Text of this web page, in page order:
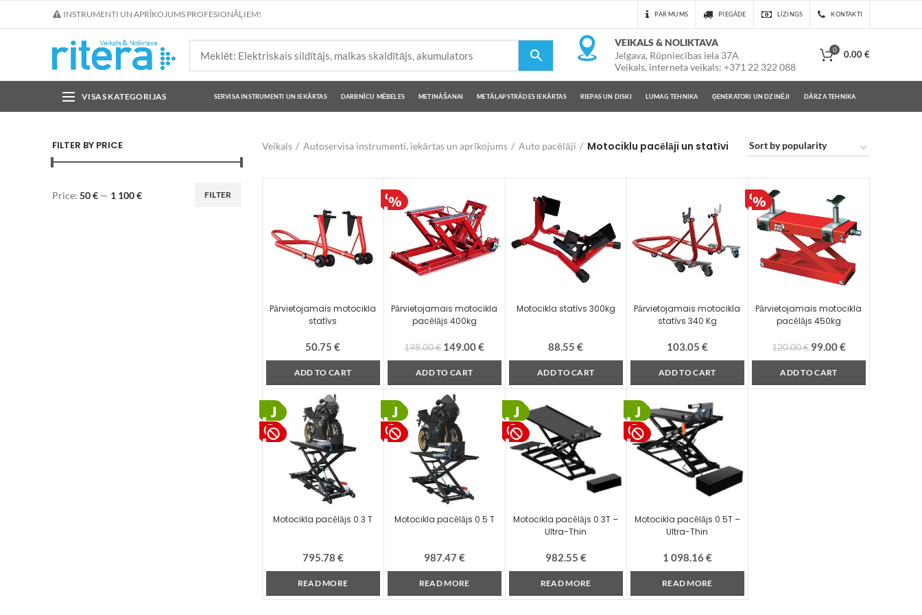
INSTRUMENTI UN APRĪKOJUMS PROFESIONĀĻIEM! PAR MUMS PIEGĀDE LĪZINGS KONTAKTI
VEIKALS & NOLIKTAVA
Jelgava, Rūpniecības iela 37A
Veikals, interneta veikals: +371 22 322 088
0 0.00€
VISAS KATEGORIJAS SERVISA INSTRUMENTI UN IEKĀRTAS DARBNĪCU MĒBELES METINĀŠANAI METĀLAPSTRĀDES IEKĀRTAS RIEPAS UN DISKI LUMAG TEHNIKA ĢENERATORI UN DZINĒJI DĀRZA TEHNIKA
Veikals Autoservisa instrumenti, iekārtas un aprīkojums Auto pacēlāji Motociklu pacēlāji un statīvi
Pārvietojamais motocikla
statīvs
50.75€
ADD TO CART
Pārvietojamais motocikla
pacēlājs 400kg
198.00€ 149.00€
ADD TO CART
Motocikla statīvs 300kg
88.55€
ADD TO CART
Pārvietojamais motocikla
statīvs 340 Kg
103.05 €
ADD TO CART
Pārvietojamais motocikla
pacēlājs 450kg
120.00€ 99.00€
ADD TO CART
Motocikla pacēlājs 0.3 T
795.78 €
READ MORE
Motocikla pacēlājs 0.5 T
987.47€
READ MORE
Motocikla pacēlājs 0.3T –
Ultra-Thin
982.55 €
READ MORE
Motocikla pacēlājs 0.5T –
Ultra-Thin
1 098.16€
READ MORE
FILTER BY PRICE
FILTER
Price: 50 € — 1 100 €